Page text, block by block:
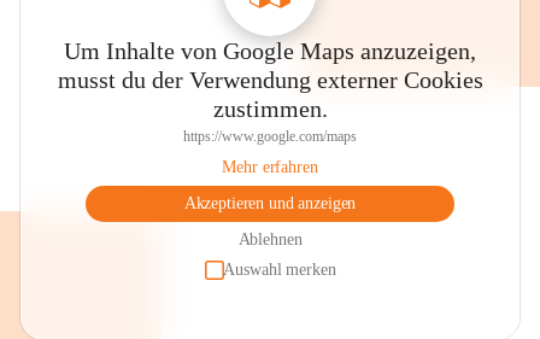
Um Inhalte von Google Maps anzuzeigen,
musst du der Verwendung externer Cookies
zustimmen.
https://www.google.com/maps
Mehr erfahren
Akzeptieren und anzeigen
Ablehnen
Auswahl merken